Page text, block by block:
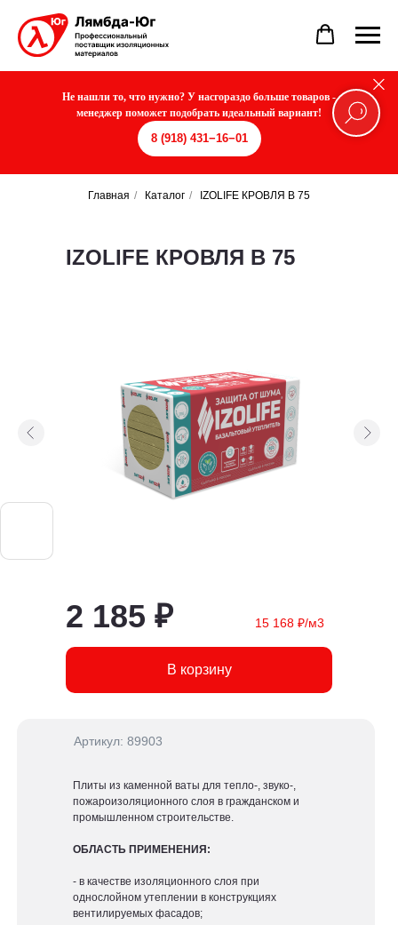
Не нашли то, что нужно? У насгораздо больше товаров -
менеджер поможет подобрать идеальный вариант!
8 (918) 431−16−01
Главная / Каталог / IZOLIFE КРОВЛЯ В 75
Артикул: 89903
Плиты из каменной ваты для тепло-, звуко-,
пожароизоляционного слоя в гражданском и
промышленном строительстве.
ОБЛАСТЬ ПРИМЕНЕНИЯ:
- в качестве изоляционного слоя при
однослойном утеплении в конструкциях
вентилируемых фасадов;
IZOLIFE КРОВЛЯ В 75
15 168 ₽/м3
2 185 ₽
В корзину